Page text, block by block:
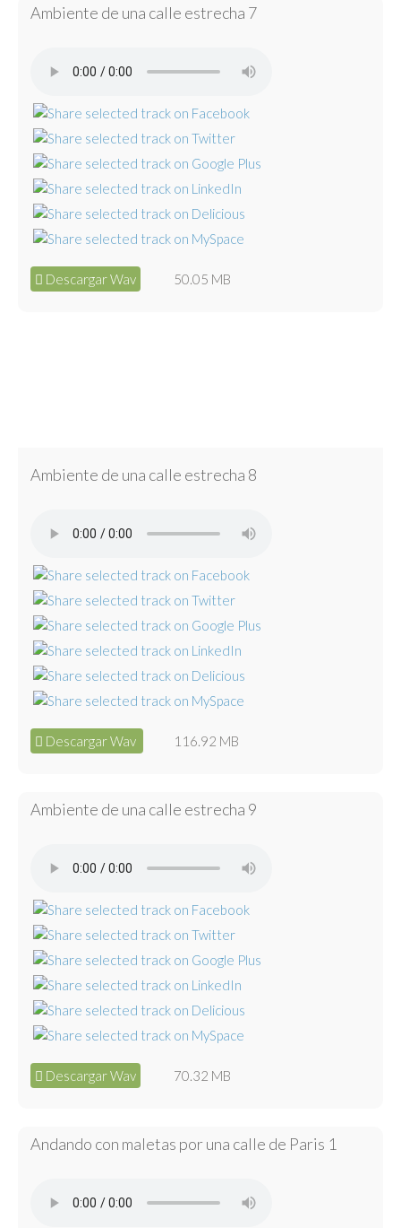
Ambiente de una calle estrecha 7
Descargar Wav 50.05 MB
Ambiente de una calle estrecha 8
Descargar Wav 116.92 MB
Ambiente de una calle estrecha 9
Descargar Wav 70.32 MB
Andando con maletas por una calle de Paris 1